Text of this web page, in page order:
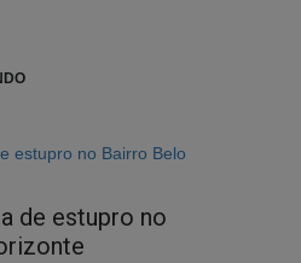
de estupro no